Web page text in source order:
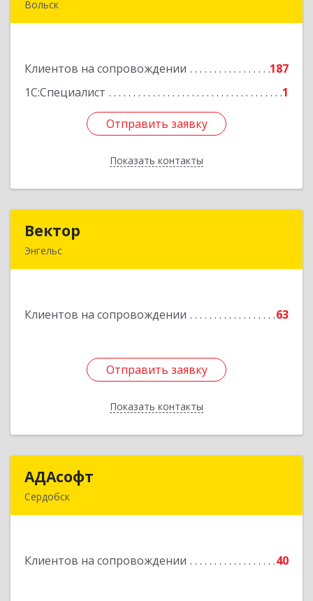
Вольск
Клиентов на сопровождении
187
1С:Специалист
1
Отправить заявку
Показать контакты
Подробнее
Отправить заявку
Назад
Вектор
Энгельс
Клиентов на сопровождении 63
Отправить заявку
Показать контакты
Подробнее
Отправить заявку
Назад
АДАсофт
Сердобск
Клиентов на сопровождении 40
Подробнее